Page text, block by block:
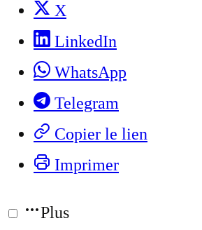
X
LinkedIn
WhatsApp
Telegram
Copier le lien
Imprimer
Plus